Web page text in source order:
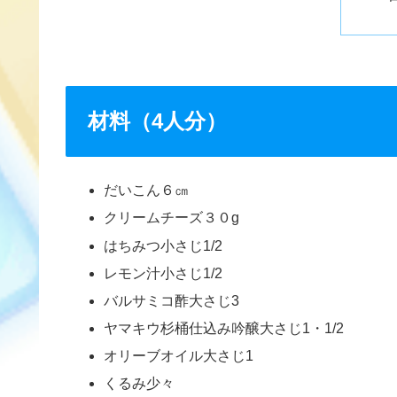
材料（4人分）
だいこん６㎝
クリームチーズ３０g
はちみつ小さじ1/2
レモン汁小さじ1/2
バルサミコ酢大さじ3
ヤマキウ杉桶仕込み吟醸大さじ1・1/2
オリーブオイル大さじ1
くるみ少々